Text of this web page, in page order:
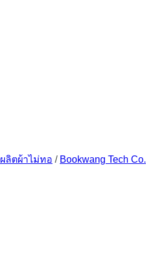
ลิตผ้าไม่ทอ / Bookwang Tech Co.